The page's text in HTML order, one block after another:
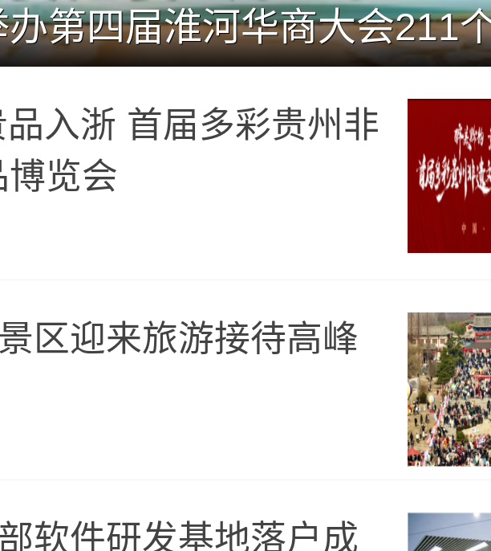
入浙 首届多彩贵州非
览会
区迎来旅游接待高峰
软件研发基地落户成